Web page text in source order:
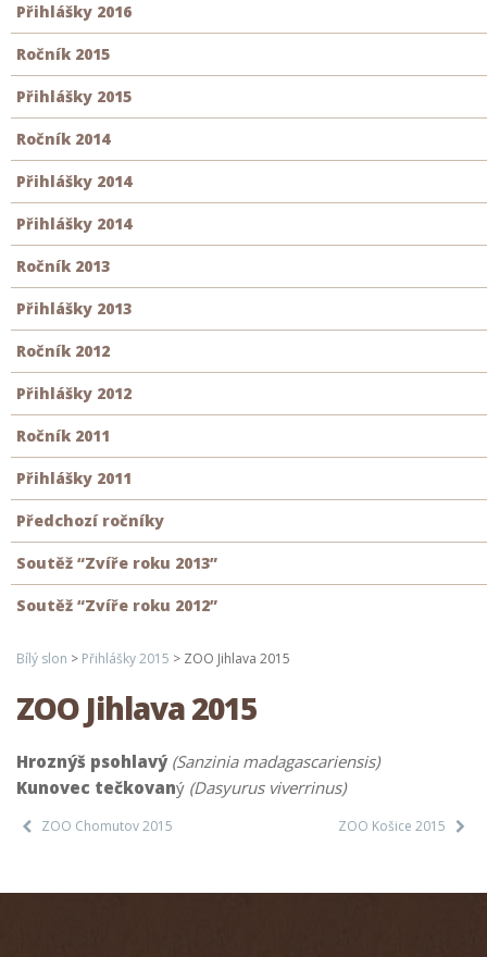
Přihlášky 2016
Ročník 2015
Přihlášky 2015
Ročník 2014
Přihlášky 2014
Přihlášky 2014
Ročník 2013
Přihlášky 2013
Ročník 2012
Přihlášky 2012
Ročník 2011
Přihlášky 2011
Předchozí ročníky
Soutěž “Zvíře roku 2013”
Soutěž “Zvíře roku 2012”
Bílý slon > Přihlášky 2015 > ZOO Jihlava 2015
ZOO Jihlava 2015
Hroznýš psohlavý (Sanzinia madagascariensis)
Kunovec tečkovaný (Dasyurus viverrinus)
ZOO Chomutov 2015 ZOO Košice 2015